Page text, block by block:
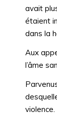
avait
étaient
dans la
Aux
l’âme